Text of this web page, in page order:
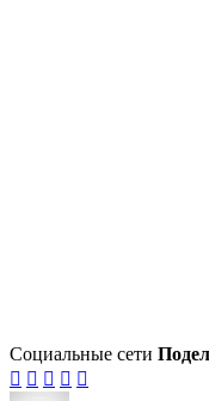
Социальные сети
    